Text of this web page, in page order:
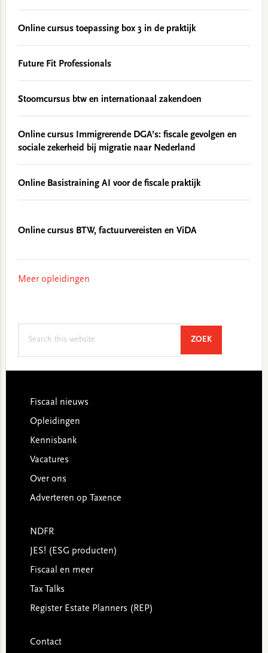
Online cursus toepassing box 3 in de praktijk
Future Fit Professionals
Stoomcursus btw en internationaal zakendoen
Online cursus Immigrerende DGA’s: fiscale gevolgen en
sociale zekerheid bij migratie naar Nederland
Online Basistraining AI voor de fiscale praktijk
Online cursus BTW, factuurvereisten en ViDA
Meer opleidingen
ZOEKSEARCH
Footer
Fiscaal nieuws
Opleidingen
Kennisbank
Vacatures
Over ons
Adverteren op Taxence
NDFR
JES! (ESG producten)
Fiscaal en meer
Tax Talks
Register Estate Planners (REP)
Contact